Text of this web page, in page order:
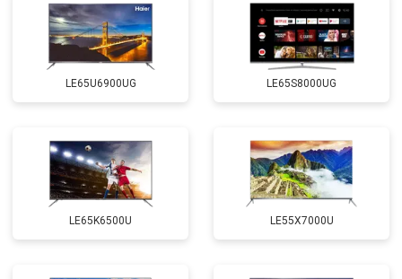
LE65U6900UG LE65S8000UG
LE65K6500U LE55X7000U